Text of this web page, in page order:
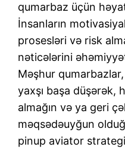
qumarbaz üçün
İnsanların
prosesləri və risk
nəticələrini
Məşhur
yaxşı başa düşərək,
almağın və ya geri
məqsədəuyğun
pinup aviator